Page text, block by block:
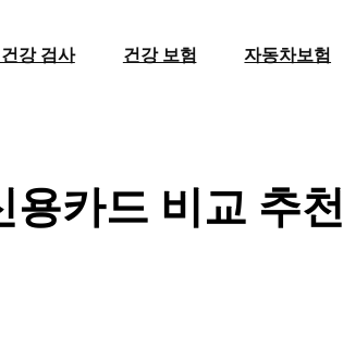
강 검사 건강 보험 자동차보험
용카드 비교 추